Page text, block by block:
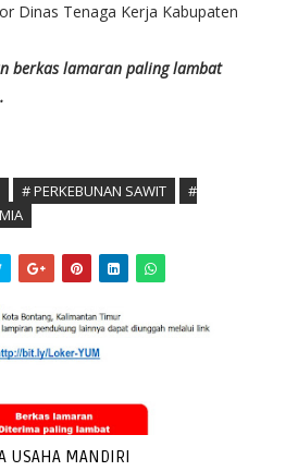
Dinas Tenaga Kerja Kabupaten
berkas lamaran paling lambat
# PERKEBUNAN SAWIT
#
USAHA MANDIRI